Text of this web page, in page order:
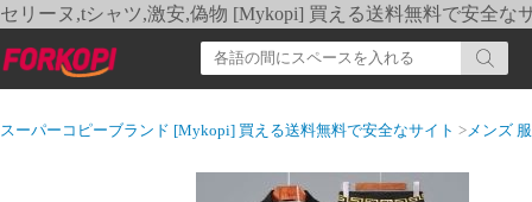
セリーヌ,tシャツ,激安,偽物 [Mykopi] 買える送料無料で安全な
スーパーコピーブランド [Mykopi] 買える送料無料で安全なサイト >メンズ 服